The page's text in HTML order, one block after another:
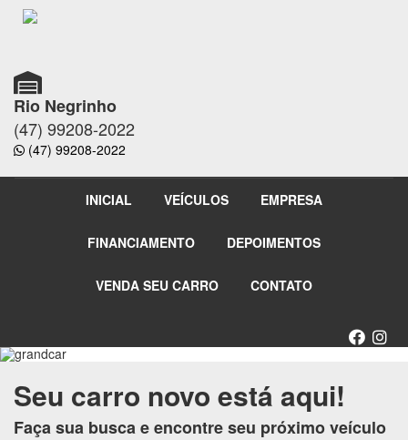
Rio Negrinho
(47) 99208-2022
(47) 99208-2022
INICIAL VEÍCULOS EMPRESA
FINANCIAMENTO DEPOIMENTOS
VENDA SEU CARRO CONTATO
Seu carro novo está aqui!
Faça sua busca e encontre seu próximo veículo